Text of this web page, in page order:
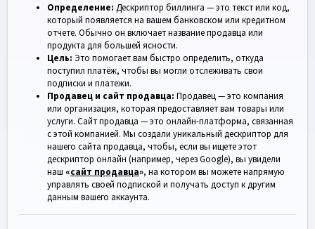
Определение: Дескриптор биллинга — это текст или код,
который появляется на вашем банковском или кредитном
отчете. Обычно он включает название продавца или
продукта для большей ясности.
Цель: Это помогает вам быстро определить, откуда
поступил платёж, чтобы вы могли отслеживать свои
подписки и платежи.
Продавец и сайт продавца: Продавец — это компания
или организация, которая предоставляет вам товары или
услуги. Сайт продавца — это онлайн-платформа, связанная
с этой компанией. Мы создали уникальный дескриптор для
нашего сайта продавца, чтобы, если вы ищете этот
дескриптор онлайн (например, через Google), вы увидели
наш «сайт продавца», на котором вы можете напрямую
управлять своей подпиской и получать доступ к другим
данным вашего аккаунта.